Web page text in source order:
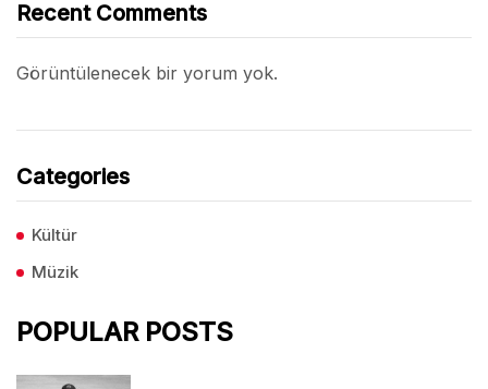
Recent Comments
Görüntülenecek bir yorum yok.
Categories
Kültür
Müzik
POPULAR POSTS